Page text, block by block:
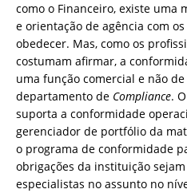
como o Financeiro, existe uma
e orientação de agência com
obedecer. Mas, como os
costumam afirmar, a
uma função comercial e não
departamento de Compliance.
suporta a conformidade
gerenciador de portfólio da
o programa de conformidade
obrigações da instituição
especialistas no assunto no